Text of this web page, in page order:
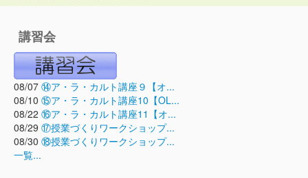
講習会
08/07 ⑭ア・ラ・カルト講座９【オ...
08/10 ⑮ア・ラ・カルト講座10【OL...
08/22 ⑯ア・ラ・カルト講座11【オ...
08/29 ⑰授業づくりワークショップ...
08/30 ⑱授業づくりワークショップ...
一覧...